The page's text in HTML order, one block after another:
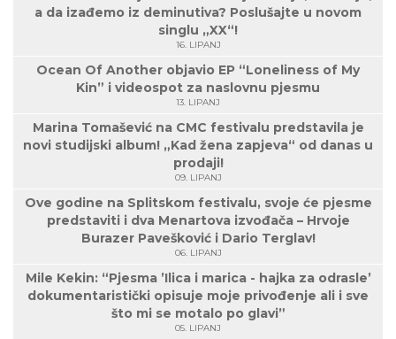
a da izađemo iz deminutiva? Poslušajte u novom
singlu „XX“!
16. LIPANJ
Ocean Of Another objavio EP “Loneliness of My
Kin” i videospot za naslovnu pjesmu
13. LIPANJ
Marina Tomašević na CMC festivalu predstavila je
novi studijski album! „Kad žena zapjeva“ od danas u
prodaji!
09. LIPANJ
Ove godine na Splitskom festivalu, svoje će pjesme
predstaviti i dva Menartova izvođača – Hrvoje
Burazer Pavešković i Dario Terglav!
06. LIPANJ
Mile Kekin: “Pjesma ’Ilica i marica - hajka za odrasle’
dokumentaristički opisuje moje privođenje ali i sve
što mi se motalo po glavi”
05. LIPANJ